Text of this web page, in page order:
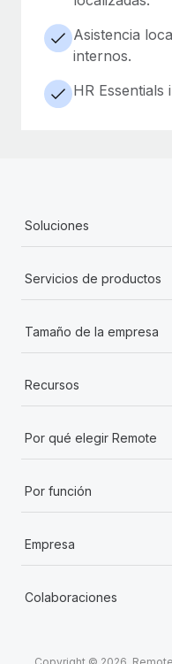
Asistencia
internos.
HR Essentials
Soluciones
Servicios de productos
Tamaño de la empresa
Recursos
Por qué elegir Remote
Por función
Empresa
Colaboraciones